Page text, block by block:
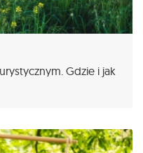
Gdzie i jak